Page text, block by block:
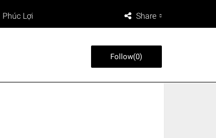
Phúc Lợi Share
Follow(0)